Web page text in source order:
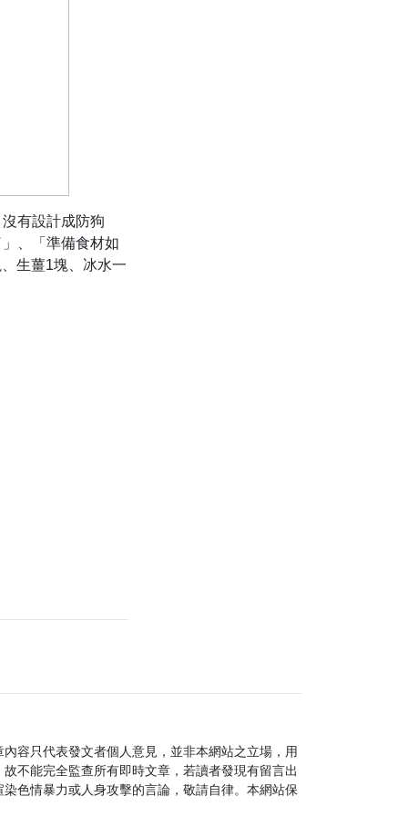
有設計成防狗
、「準備食材如
生薑1塊、冰水一
容只代表發文者個人意見，並非本網站之立場，用
不能完全監查所有即時文章，若讀者發現有留言出
色情暴力或人身攻擊的言論，敬請自律。本網站保